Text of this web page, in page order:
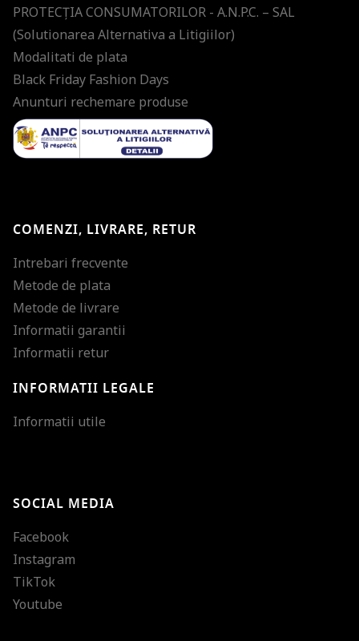
PROTECŢIA CONSUMATORILOR - A.N.P.C. – SAL
(Solutionarea Alternativa a Litigiilor)
Modalitati de plata
Black Friday Fashion Days
Anunturi rechemare produse
COMENZI, LIVRARE, RETUR
Intrebari frecvente
Metode de plata
Metode de livrare
Informatii garantii
Informatii retur
INFORMATII LEGALE
Informatii utile
SOCIAL MEDIA
Facebook
Instagram
TikTok
Youtube